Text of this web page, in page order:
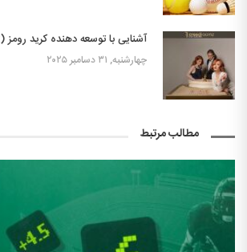
آشنایی با توسعه دهنده کرید رومز (CreedRoomz)
چهارشنبه, ۳۱ دسامبر ۲۰۲۵
مطالب مرتبط